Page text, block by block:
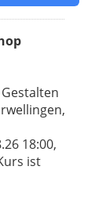
18:00,
ist